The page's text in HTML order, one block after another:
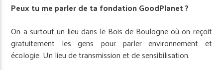
Peux tu me parler de ta fondation GoodPlanet ?
On a surtout un lieu dans le Bois de Boulogne où on reçoit
gratuitement les gens pour parler environnement et
écologie. Un lieu de transmission et de sensibilisation.